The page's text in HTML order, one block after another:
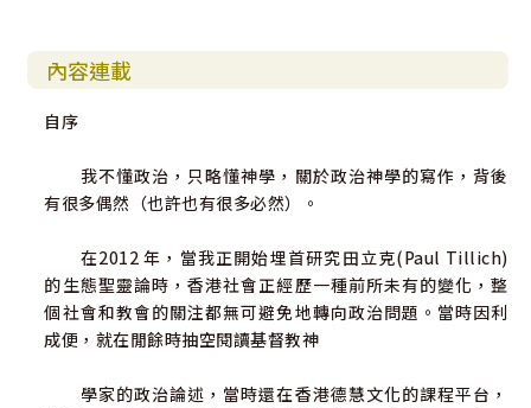
七、解構權力／120
第七章 市場與技術之神／127
二、新祭司／129
三、作為宗教的資本主義／131
五、神聖經濟／137
六、技術王國／141
結論／145
內容連載
自序
我不懂政治，只略懂神學，關於政治神學的寫作，背後
有很多偶然（也許也有很多必然）。
在2012 年，當我正開始埋首研究田立克(Paul Tillich)
的生態聖靈論時，香港社會正經歷一種前所未有的變化，整
個社會和教會的關注都無可避免地轉向政治問題。當時因利
成便，就在閒餘時抽空閱讀基督教神
學家的政治論述，當時還在香港德慧文化的課程平台，